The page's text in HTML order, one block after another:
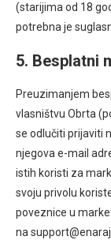
(starijima od 18
potrebna je
5. Besplatni
Preuzimanjem
vlasništvu Obrta
se odlučiti prijaviti
njegova e-mail
istih koristi za
svoju privolu
poveznice u
na